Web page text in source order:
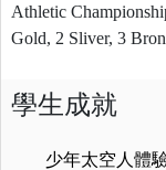
Athletic
Gold, 2 Sliver, 3
學生成就
少年太空人體